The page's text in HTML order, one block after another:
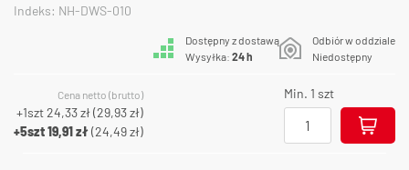
Indeks: NH-DWS-010
Dostępny z dostawą
Wysyłka: 24 h
Odbiór w oddziale
Niedostępny
Cena netto (brutto)
+1szt24,33 zł(29,93 zł)
+5szt19,91 zł(24,49 zł)
Min. 1 szt